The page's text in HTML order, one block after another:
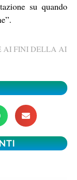
su quando
AI FINI DELLA AI